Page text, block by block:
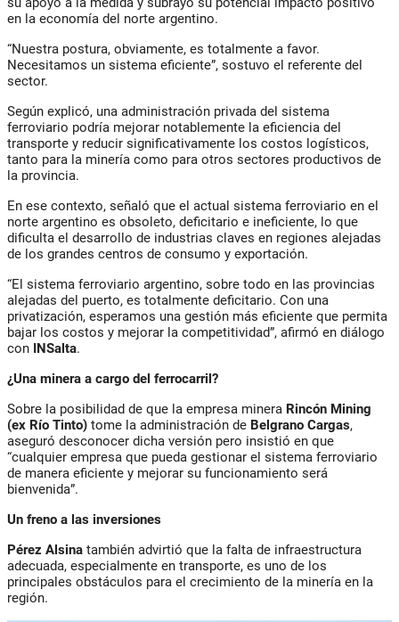
en la economía del norte argentino.
“Nuestra postura, obviamente, es totalmente a favor.
Necesitamos un sistema eficiente”, sostuvo el referente del
sector.
Según explicó, una administración privada del sistema
ferroviario podría mejorar notablemente la eficiencia del
transporte y reducir significativamente los costos logísticos,
tanto para la minería como para otros sectores productivos de
la provincia.
En ese contexto, señaló que el actual sistema ferroviario en el
norte argentino es obsoleto, deficitario e ineficiente, lo que
dificulta el desarrollo de industrias claves en regiones alejadas
de los grandes centros de consumo y exportación.
“El sistema ferroviario argentino, sobre todo en las provincias
alejadas del puerto, es totalmente deficitario. Con una
privatización, esperamos una gestión más eficiente que permita
bajar los costos y mejorar la competitividad”, afirmó en diálogo
con INSalta.
¿Una minera a cargo del ferrocarril?
Sobre la posibilidad de que la empresa minera Rincón Mining
(ex Río Tinto) tome la administración de Belgrano Cargas,
aseguró desconocer dicha versión pero insistió en que
“cualquier empresa que pueda gestionar el sistema ferroviario
de manera eficiente y mejorar su funcionamiento será
bienvenida”.
Un freno a las inversiones
Pérez Alsina también advirtió que la falta de infraestructura
adecuada, especialmente en transporte, es uno de los
principales obstáculos para el crecimiento de la minería en la
región.